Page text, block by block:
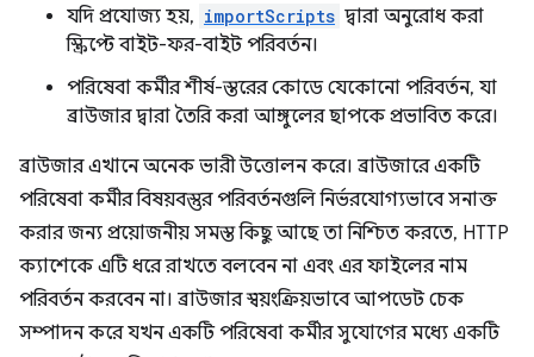
যদি প্রযোজ্য হয়, importScripts দ্বারা অনুরোধ করা
স্ক্রিপ্টে বাইট-ফর-বাইট পরিবর্তন।
পরিষেবা কর্মীর শীর্ষ-স্তরের কোডে যেকোনো পরিবর্তন, যা
ব্রাউজার দ্বারা তৈরি করা আঙ্গুলের ছাপকে প্রভাবিত করে।
ব্রাউজার এখানে অনেক ভারী উত্তোলন করে। ব্রাউজারে একটি
পরিষেবা কর্মীর বিষয়বস্তুর পরিবর্তনগুলি নির্ভরযোগ্যভাবে সনাক্ত
করার জন্য প্রয়োজনীয় সমস্ত কিছু আছে তা নিশ্চিত করতে, HTTP
ক্যাশেকে এটি ধরে রাখতে বলবেন না এবং এর ফাইলের নাম
পরিবর্তন করবেন না। ব্রাউজার স্বয়ংক্রিয়ভাবে আপডেট চেক
সম্পাদন করে যখন একটি পরিষেবা কর্মীর সুযোগের মধ্যে একটি